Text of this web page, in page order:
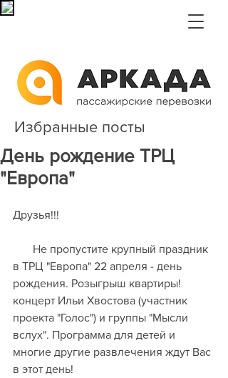
Избранные посты
День рождение ТРЦ
"Европа"
Друзья!!!
в ТРЦ "Европа" 22 апреля - день
рождения. Розыгрыш квартиры!
концерт Ильи Хвостова (участник
проекта "Голос") и группы "Мысли
вслух". Программа для детей и
многие другие развлечения ждут Вас
в этот день!